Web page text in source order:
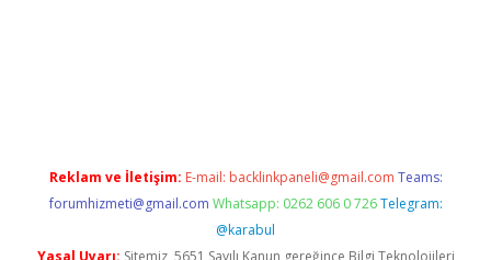
Reklam ve İletişim: E-mail: backlinkpaneli@gmail.com Teams:
forumhizmeti@gmail.com Whatsapp: 0262 606 0 726 Telegram:
@karabul
Yasal Uyarı: Sitemiz, 5651 Sayılı Kanun gereğince Bilgi Teknolojileri